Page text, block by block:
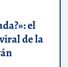
el
de la